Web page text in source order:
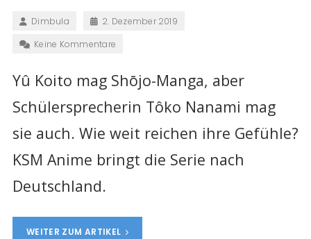
Dimbula
2. Dezember 2019
Keine Kommentare
Yû Koito mag Shōjo-Manga, aber
Schülersprecherin Tôko Nanami mag
sie auch. Wie weit reichen ihre Gefühle?
KSM Anime bringt die Serie nach
Deutschland.
WEITER ZUM ARTIKEL